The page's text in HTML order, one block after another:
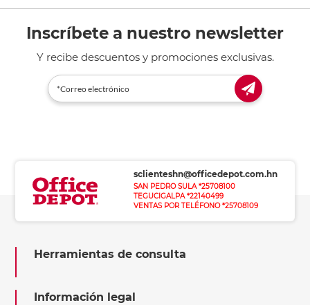
Inscríbete a nuestro newsletter
Y recibe descuentos y promociones exclusivas.
sclienteshn@officedepot.com.hn
SAN PEDRO SULA *25708100
TEGUCIGALPA *22140499
VENTAS POR TELÉFONO *25708109
Herramientas de consulta
Información legal